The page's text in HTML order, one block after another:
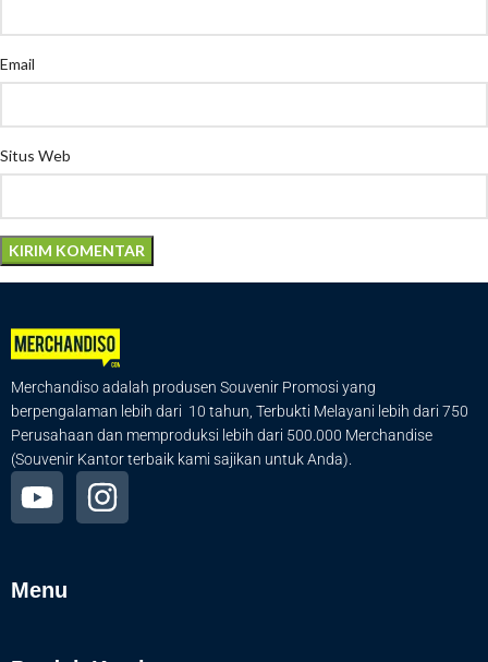
Email
Situs Web
Merchandiso adalah produsen Souvenir Promosi yang
berpengalaman lebih dari 10 tahun, Terbukti Melayani lebih dari 750
Perusahaan dan memproduksi lebih dari 500.000 Merchandise
(Souvenir Kantor terbaik kami sajikan untuk Anda).
Menu